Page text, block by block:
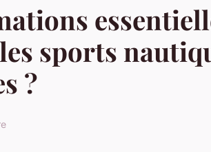
sports
?